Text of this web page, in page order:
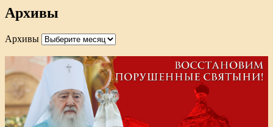
Архивы
Архивы